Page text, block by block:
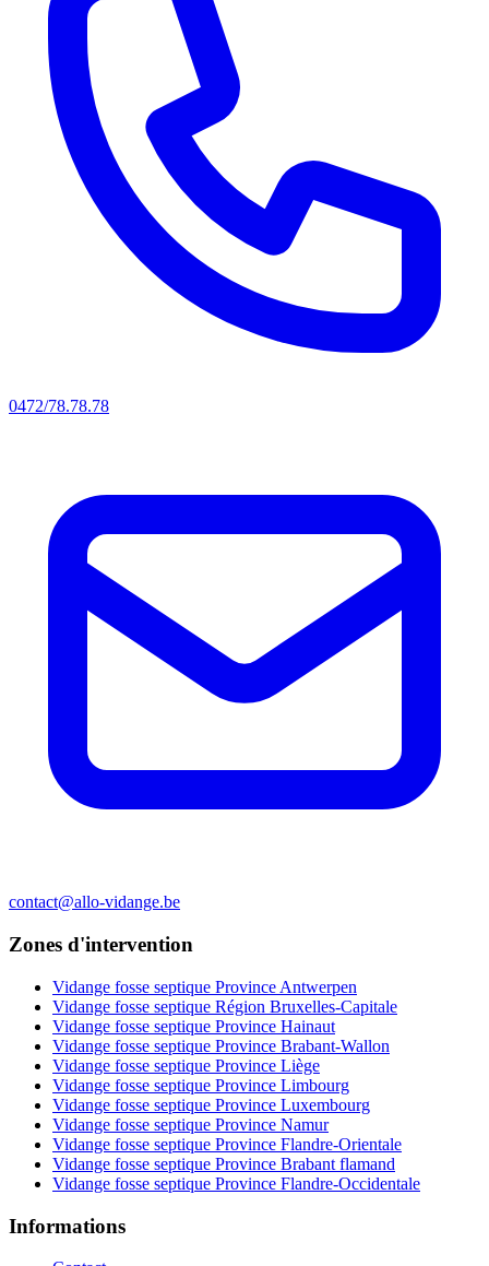
0472/78.78.78
contact@allo-vidange.be
Zones d'intervention
Vidange fosse septique Province Antwerpen
Vidange fosse septique Région Bruxelles-Capitale
Vidange fosse septique Province Hainaut
Vidange fosse septique Province Brabant-Wallon
Vidange fosse septique Province Liège
Vidange fosse septique Province Limbourg
Vidange fosse septique Province Luxembourg
Vidange fosse septique Province Namur
Vidange fosse septique Province Flandre-Orientale
Vidange fosse septique Province Brabant flamand
Vidange fosse septique Province Flandre-Occidentale
Informations